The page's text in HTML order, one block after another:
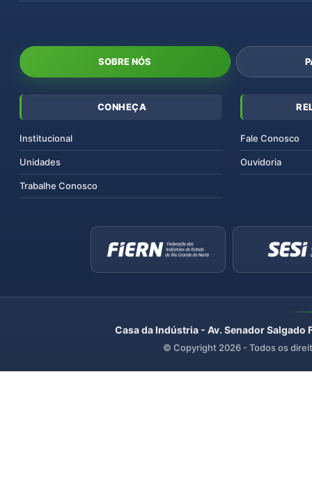
SOBRE NÓS
CONHEÇA
Institucional
Unidades
Trabalhe Conosco
Fale Conosco
Ouvidoria
Casa da Indústria - Av. Senador
© Copyright 2026 - Todos os